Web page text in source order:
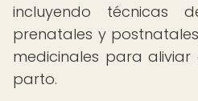
incluyendo técnicas
prenatales y
medicinales para
parto.